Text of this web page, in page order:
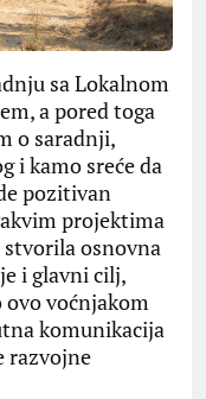
sa Lokalnom
a pored toga
o saradnji,
i kamo sreće da
pozitivan
projektima
osnovna
i glavni cilj,
voćnjakom
komunikacija
razvojne